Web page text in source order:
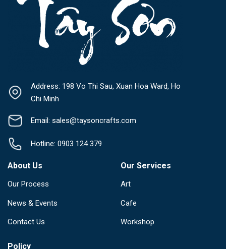
Address: 198 Vo Thi Sau, Xuan Hoa Ward, Ho
Chi Minh
Email: sales@taysoncrafts.com
Hotline: 0903 124 379
About Us
Our Process
News & Events
Contact Us
Our Services
Art
Cafe
Workshop
Policy